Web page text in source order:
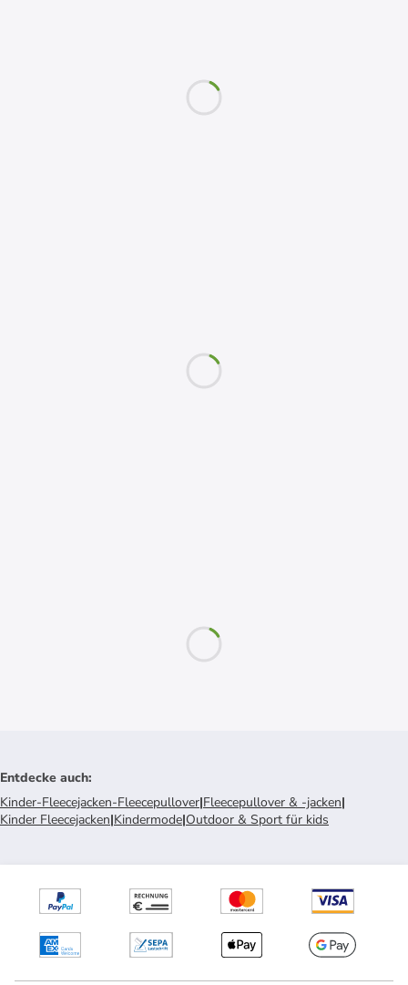
Entdecke auch:
Kinder-Fleecejacken-Fleecepullover|Fleecepullover & -jacken|
Kinder Fleecejacken|Kindermode|Outdoor & Sport für kids